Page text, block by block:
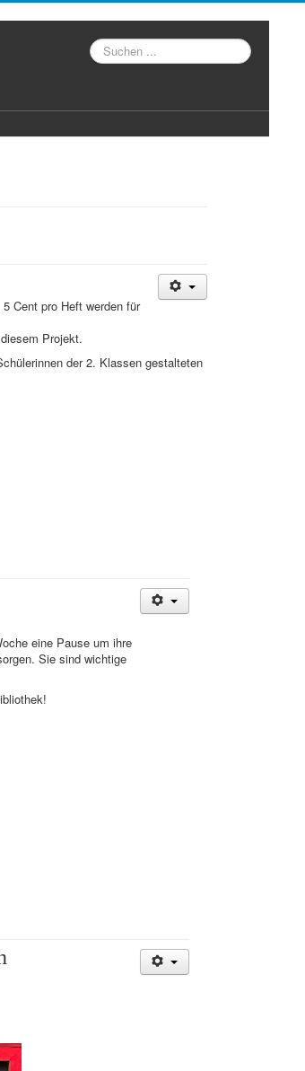
Suche
Cent pro Heft werden für
Projekt.
der 2. Klassen gestalteten
eine Pause um ihre
Sie sind wichtige